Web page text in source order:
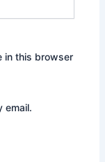
in this browser
email.